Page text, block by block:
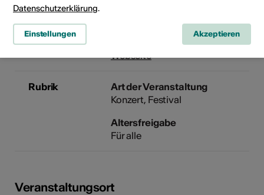
Telefon +41 (0)27 323 43 17
Webseite
Rubrik
Art der Veranstaltung
Konzert Festival
Altersfreigabe
Für alle
Veranstaltungsort
Datenschutzerklärung.
Einstellungen Akzeptieren